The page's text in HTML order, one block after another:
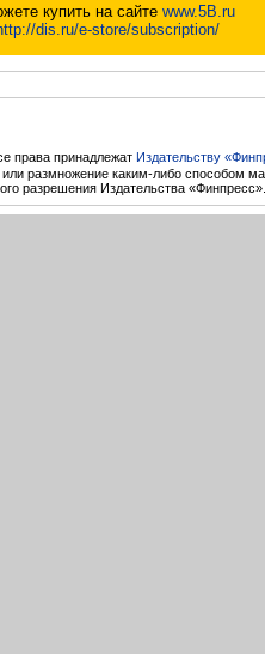
купить на сайте www.5B.ru
dis.ru/e-store/subscription/
права принадлежат Издательству
размножение каким-либо способом
разрешения Издательства «Финпресс».